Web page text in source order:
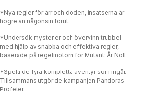
*Nya regler för ärr och döden, insatserna är
högre än någonsin förut.
*Undersök mysterier och övervinn trubbel
med hjälp av snabba och effektiva regler,
baserade på regelmotorn för Mutant: År Noll.
*Spela de fyra kompletta äventyr som ingår.
Tillsammans utgör de kampanjen Pandoras
Profeter.